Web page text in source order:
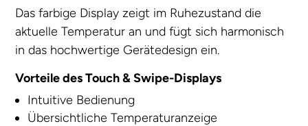
Das farbige Display zeigt im Ruhezustand die
aktuelle Temperatur an und fügt sich harmonisch
in das hochwertige Gerätedesign ein.
Vorteile des Touch & Swipe-Displays
Intuitive Bedienung
Übersichtliche Temperaturanzeige